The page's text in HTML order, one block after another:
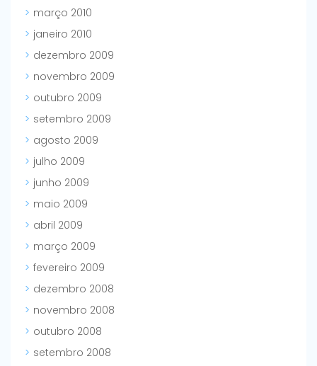
março 2010
janeiro 2010
dezembro 2009
novembro 2009
outubro 2009
setembro 2009
agosto 2009
julho 2009
junho 2009
maio 2009
abril 2009
março 2009
fevereiro 2009
dezembro 2008
novembro 2008
outubro 2008
setembro 2008